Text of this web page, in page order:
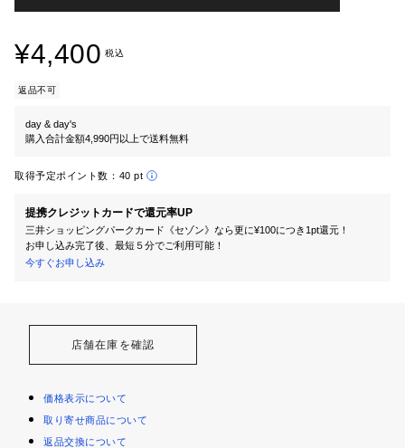
¥4,400 税込
返品不可
day & day's
購入合計金額4,990円以上で送料無料
取得予定ポイント数： 40 pt
提携クレジットカードで還元率UP
三井ショッピングパークカード《セゾン》なら更に¥100につき1pt還元！
お申し込み完了後、最短５分でご利用可能！
今すぐお申し込み
店舗在庫を確認
価格表示について
取り寄せ商品について
返品交換について